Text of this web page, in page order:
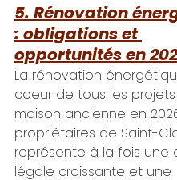
5. Rénovation
: obligations et
opportunités en
La rénovation
coeur de tous les
maison ancienne en
propriétaires de Saint-
représente à la fois une
légale croissante et une